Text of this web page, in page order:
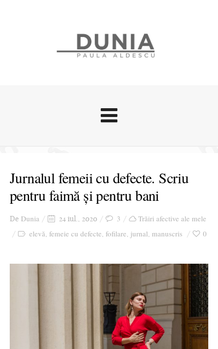
Stari afective
Zice Dunia
Călătorii
Cursuri povestite
Ziua culorii
Jurnalul femeii cu defecte. Scriu
pentru faimă și pentru bani
De Dunia 24 iul., 2020 3
Trăiri afective ale mele
elevă, femeie cu defecte, fofilare, jurnal, manuscris 0